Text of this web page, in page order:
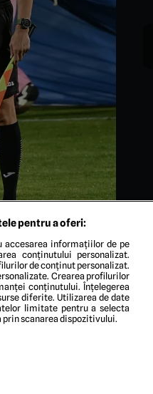
Csaba Niczuly si Ionut
pe Stadionul central
PICTURES
pentru a oferi:
accesarea informațiilor de pe
conținutului personalizat.
de conținut personalizat.
Crearea profilurilor
conținutului. Înțelegerea
diferite. Utilizarea de date
limitate pentru a selecta
scanarea dispozitivului.